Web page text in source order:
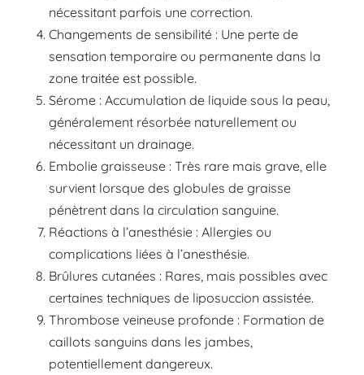
nécessitant parfois une correction.
Changements de sensibilité : Une perte de
sensation temporaire ou permanente dans la
zone traitée est possible.
Sérome : Accumulation de liquide sous la peau,
généralement résorbée naturellement ou
nécessitant un drainage.
Embolie graisseuse : Très rare mais grave, elle
survient lorsque des globules de graisse
pénètrent dans la circulation sanguine.
Réactions à l’anesthésie : Allergies ou
complications liées à l’anesthésie.
Brûlures cutanées : Rares, mais possibles avec
certaines techniques de liposuccion assistée.
Thrombose veineuse profonde : Formation de
caillots sanguins dans les jambes,
potentiellement dangereux.